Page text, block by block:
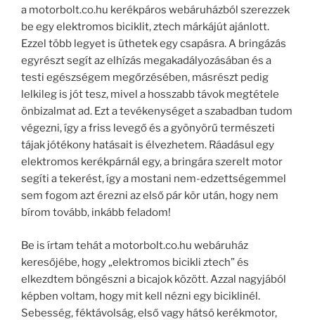
a motorbolt.co.hu kerékpáros webáruházból szerezzek
be egy elektromos biciklit, ztech márkájút ajánlott.
Ezzel több legyet is üthetek egy csapásra. A bringázás
egyrészt segít az elhízás megakadályozásában és a
testi egészségem megőrzésében, másrészt pedig
lelkileg is jót tesz, mivel a hosszabb távok megtétele
önbizalmat ad. Ezt a tevékenységet a szabadban tudom
végezni, így a friss levegő és a gyönyörű természeti
tájak jótékony hatásait is élvezhetem. Ráadásul egy
elektromos kerékpárnál egy, a bringára szerelt motor
segíti a tekerést, így a mostani nem-edzettségemmel
sem fogom azt érezni az első pár kör után, hogy nem
bírom tovább, inkább feladom!
Be is írtam tehát a motorbolt.co.hu webáruház
keresőjébe, hogy „elektromos bicikli ztech” és
elkezdtem böngészni a bicajok között. Azzal nagyjából
képben voltam, hogy mit kell nézni egy biciklinél.
Sebesség, féktávolság, első vagy hátsó kerékmotor,